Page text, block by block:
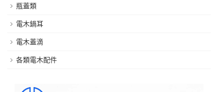
瓶蓋類
電木鍋耳
電木蓋滴
各類電木配件